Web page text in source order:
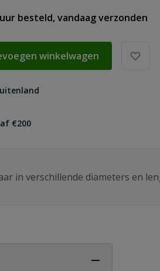
besteld, vandaag verzonden
winkelwagen
€200
in verschillende diameters en